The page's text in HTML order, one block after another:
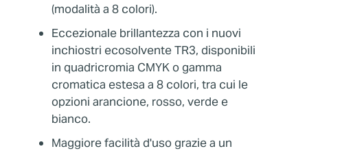
(modalità a 8 colori).
Eccezionale brillantezza con i nuovi
inchiostri ecosolvente TR3, disponibili
in quadricromia CMYK o gamma
cromatica estesa a 8 colori, tra cui le
opzioni arancione, rosso, verde e
bianco.
Maggiore facilità d'uso grazie a un